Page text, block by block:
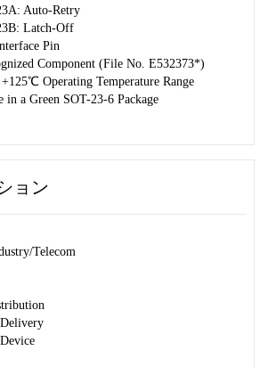
Auto-Retry
Latch-Off
Pin
Component (File No. E532373*)
Operating Temperature Range
in a Green SOT-23-6 Package
ョン
Telecom